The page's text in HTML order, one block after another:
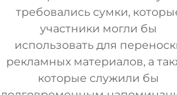
требовались сумки,
участники могли бы
использовать для
рекламных материалов, а
которые служили бы